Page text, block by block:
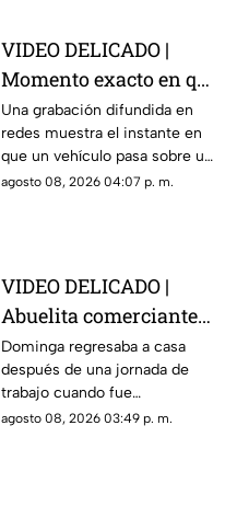
VIDEO DELICADO |
Momento exacto en que
camioneta atropella a
un perro y conductor
escapa
Una grabación difundida en
redes muestra el instante en
que un vehículo pasa sobre un
perro y continúa su camino sin
agosto 08, 2026 04:07 p. m.
VIDEO DELICADO |
Abuelita comerciante
es as3sin4da en Puebla
por 90 pesos
Dominga regresaba a casa
después de una jornada de
trabajo cuando fue
interceptada por un hombre
agosto 08, 2026 03:49 p. m.